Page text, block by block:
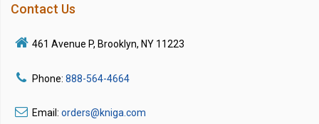
Contact Us
461 Avenue P, Brooklyn, NY 11223
Phone: 888-564-4664
Email: orders@kniga.com